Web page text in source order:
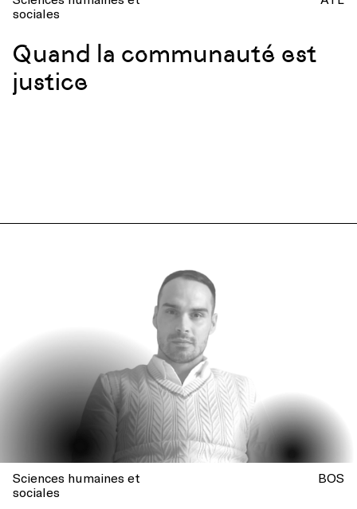
sociales
Quand la communauté est
justice
Sciences humaines et
sociales
BOS